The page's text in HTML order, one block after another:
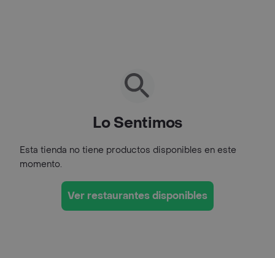
Lo Sentimos
Esta tienda no tiene productos disponibles en este
momento.
Ver restaurantes disponibles